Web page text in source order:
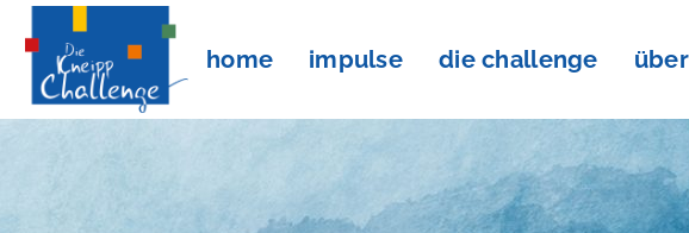
home impulse die challenge